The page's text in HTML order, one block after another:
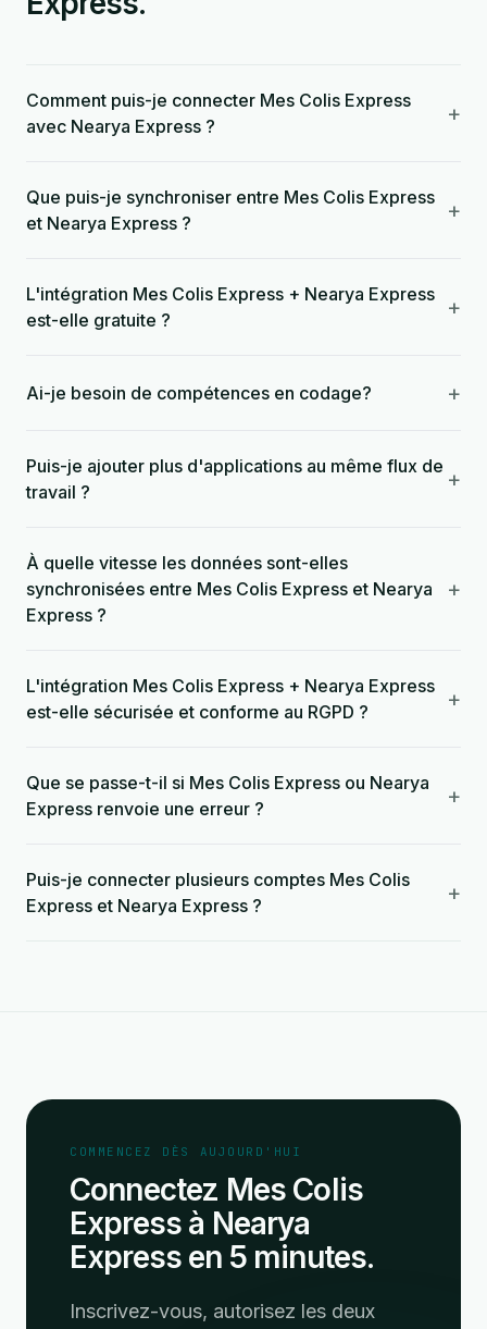
Comment puis-je connecter Mes Colis Express
avec Nearya Express ?
+
Que puis-je synchroniser entre Mes Colis Express
et Nearya Express ?
+
L'intégration Mes Colis Express + Nearya Express
est-elle gratuite ?
+
Ai-je besoin de compétences en codage? +
Puis-je ajouter plus d'applications au même flux de
travail ?
+
À quelle vitesse les données sont-elles
synchronisées entre Mes Colis Express et Nearya
Express ?
+
L'intégration Mes Colis Express + Nearya Express
est-elle sécurisée et conforme au RGPD ?
+
Que se passe-t-il si Mes Colis Express ou Nearya
Express renvoie une erreur ?
+
Puis-je connecter plusieurs comptes Mes Colis
Express et Nearya Express ?
+
COMMENCEZ DÈS AUJOURD'HUI
Connectez Mes Colis
Express à Nearya
Express en 5 minutes.
Inscrivez-vous, autorisez les deux